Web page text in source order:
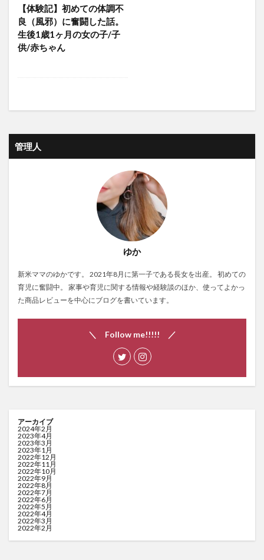
【体験記】初めての体調不
良（風邪）に奮闘した話。
生後1歳1ヶ月の女の子/子
供/赤ちゃん
管理人
ゆか
新米ママのゆかです。 2021年8月に第一子である長女を出産。 初めての
育児に奮闘中。 家事や育児に関する情報や経験談のほか、使ってよかっ
た商品レビューを中心にブログを書いています。
＼ Follow me!!!!! ／
アーカイブ
2024年2月
2023年4月
2023年3月
2023年1月
2022年12月
2022年11月
2022年10月
2022年9月
2022年8月
2022年7月
2022年6月
2022年5月
2022年4月
2022年3月
2022年2月